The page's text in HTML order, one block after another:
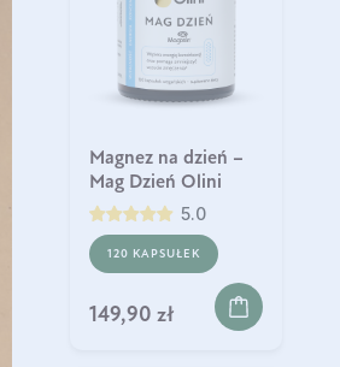
Magnez na dzień –
Mag Dzień Olini
5.0
120 KAPSUŁEK
149,90 zł